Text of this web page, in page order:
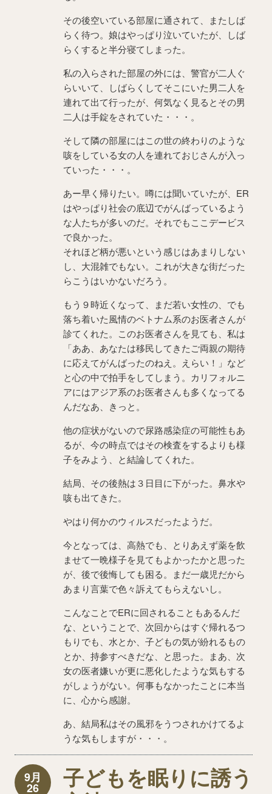
その後空いている部屋に通されて、またしば
らく待つ。娘はやっぱり泣いていたが、しば
らくすると半分寝てしまった。
私の入らされた部屋の外には、警官が二人ぐ
らいいて、しばらくしてそこにいた男二人を
連れて出て行ったが、何気なく見るとその男
二人は手錠をされていた・・・。
そして隣の部屋にはこの世の終わりのような
咳をしている女の人を連れておじさんが入っ
ていった・・・。
あー早く帰りたい。噂には聞いていたが、ER
はやっぱり社会の底辺でがんばっているよう
な人たちが多いのだ。それでもここデービス
で良かった。
それほど柄が悪いという感じはあまりしない
し、大混雑でもない。これが大きな街だった
らこうはいかないだろう。
もう９時近くなって、まだ若い女性の、でも
落ち着いた風情のベトナム系のお医者さんが
診てくれた。このお医者さんを見ても、私は
「ああ、あなたは移民してきたご両親の期待
に応えてがんばったのねえ。えらい！」など
と心の中で拍手をしてしまう。カリフォルニ
アにはアジア系のお医者さんも多くなってる
んだなあ、きっと。
他の症状がないので尿路感染症の可能性もあ
るが、今の時点ではその検査をするよりも様
子をみよう、と結論してくれた。
結局、その後熱は３日目に下がった。鼻水や
咳も出てきた。
やはり何かのウィルスだったようだ。
今となっては、高熱でも、とりあえず薬を飲
ませて一晩様子を見てもよかったかと思った
が、後で後悔しても困る。まだ一歳児だから
あまり言葉で色々訴えてもらえないし。
こんなことでERに回されることもあるんだ
な、ということで、次回からはすぐ帰れるつ
もりでも、水とか、子どもの気が紛れるもの
とか、持参すべきだな、と思った。まあ、次
女の医者嫌いが更に悪化したような気もする
がしょうがない。何事もなかったことに本当
に、心から感謝。
あ、結局私はその風邪をうつされかけてるよ
うな気もしますが・・・。
9月
26
子どもを眠りに誘う